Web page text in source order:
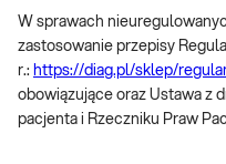
W sprawach
zastosowanie przepisy
r.: https://diag.pl/sklep/
obowiązujące oraz Ustawa z
pacjenta i Rzeczniku Praw